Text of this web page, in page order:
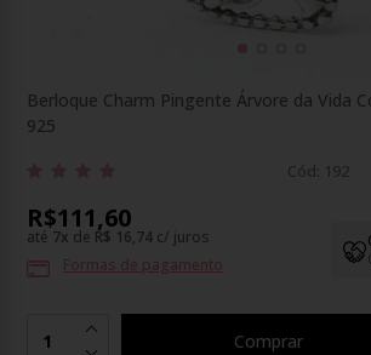
Berloque Charm Pingente Árvore da Vida
925
Cód: 192
R$111,60
até 7x de R$ 16,74 c/ juros
Formas de pagamento
Comprar